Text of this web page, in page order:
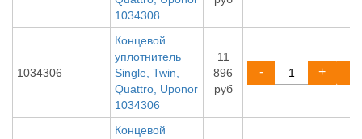
1034308
1034306
Концевой
уплотнитель
Single, Twin,
Quattro, Uponor
1034306
11
896
руб
- +
Концевой